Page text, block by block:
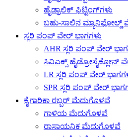
ಹೈಡ್ರಾಲಿಕ್ ಫಿಟ್ಟಿಂಗ್‌ಗಳು
ಬಹು-ಸಾಲಿನ ಮ್ಯಾನಿಫೋಲ್ಡ್
ಸ್ಲರಿ ಪಂಪ್ ವೇರ್ ಭಾಗಗಳು
AHR ಸ್ಲರಿ ಪಂಪ್ ವೇರ್
ಸಿವಿಎಕ್ಸ್ ಹೈಡ್ರೋಸೈಕ್ಲೋನ್
LR ಸ್ಲರಿ ಪಂಪ್ ವೇರ್
SPR ಸ್ಲರಿ ಪಂಪ್ ವೇರ್
ಕೈಗಾರಿಕಾ ರಬ್ಬರ್ ಮೆದುಗೊಳವೆ
ಗಾಳಿಯ ಮೆದುಗೊಳವೆ
ರಾಸಾಯನಿಕ ಮೆದುಗೊಳವೆ